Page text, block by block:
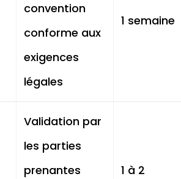
convention
conforme aux
exigences
légales
1 semaine
Validation par
les parties
prenantes
1 à 2